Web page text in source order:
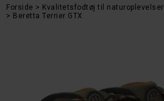
Forside Kvalitetsfodtøj til naturoplevelser
Beretta Terrier GTX